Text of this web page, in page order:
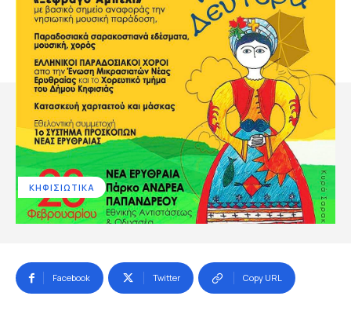
ΚΗΦΙΣΙΩΤΙΚΑ
Facebook Twitter Copy URL